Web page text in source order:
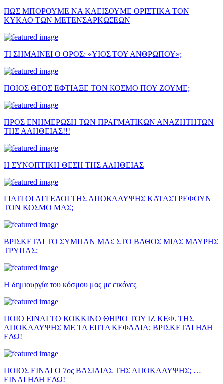
ΠΩΣ ΜΠΟΡΟΥΜΕ ΝΑ ΚΛΕΙΣΟΥΜΕ ΟΡΙΣΤΙΚΑ ΤΟΝ
ΚΥΚΛΟ ΤΩΝ ΜΕΤΕΝΣΑΡΚΩΣΕΩΝ
ΤΙ ΣΗΜΑΙΝΕΙ Ο ΟΡΟΣ: «ΥΙΟΣ ΤΟΥ ΑΝΘΡΩΠΟΥ»;
ΠΟΙΟΣ ΘΕΟΣ ΕΦΤΙΑΞΕ ΤΟΝ ΚΟΣΜΟ ΠΟΥ ΖΟΥΜΕ;
ΠΡΟΣ ΕΝΗΜΕΡΩΣΗ ΤΩΝ ΠΡΑΓΜΑΤΙΚΩΝ ΑΝΑΖΗΤΗΤΩΝ
ΤΗΣ ΑΛΗΘΕΙΑΣ!!!
Η ΣΥΝΟΠΤΙΚΗ ΘΕΣΗ ΤΗΣ ΑΛΗΘΕΙΑΣ
ΓΙΑΤΙ ΟΙ ΑΓΓΕΛΟΙ ΤΗΣ ΑΠΟΚΑΛΥΨΗΣ ΚΑΤΑΣΤΡΕΦΟΥΝ
ΤΟΝ ΚΟΣΜΟ ΜΑΣ;
ΒΡΙΣΚΕΤΑΙ ΤΟ ΣΥΜΠΑΝ ΜΑΣ ΣΤΟ ΒΑΘΟΣ ΜΙΑΣ ΜΑΥΡΗΣ
ΤΡΥΠΑΣ;
Η δημιουργία του κόσμου μας με εικόνες
ΠΟΙΟ ΕΙΝΑΙ ΤΟ ΚΟΚΚΙΝΟ ΘΗΡΙΟ ΤΟΥ ΙΖ ΚΕΦ. ΤΗΣ
ΑΠΟΚΑΛΥΨΗΣ ΜΕ ΤΑ ΕΠΤΑ ΚΕΦΑΛΙΑ; ΒΡΙΣΚΕΤΑΙ ΗΔΗ
ΕΔΩ!
ΠΟΙΟΣ ΕΙΝΑΙ Ο 7ος ΒΑΣΙΛΙΑΣ ΤΗΣ ΑΠΟΚΑΛΥΨΗΣ; …
ΕΙΝΑΙ ΗΔΗ ΕΔΩ!